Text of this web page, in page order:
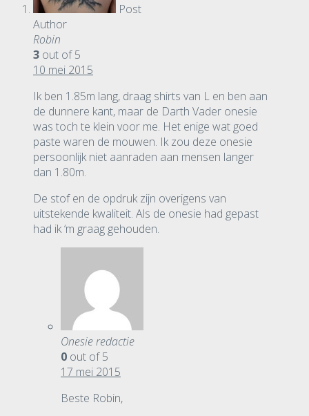
Post
Author
Robin
3 out of 5
10 mei 2015
Ik ben 1.85m lang, draag shirts van L en ben aan
de dunnere kant, maar de Darth Vader onesie
was toch te klein voor me. Het enige wat goed
paste waren de mouwen. Ik zou deze onesie
persoonlijk niet aanraden aan mensen langer
dan 1.80m.
De stof en de opdruk zijn overigens van
uitstekende kwaliteit. Als de onesie had gepast
had ik ‘m graag gehouden.
Onesie redactie
0 out of 5
17 mei 2015
Beste Robin,